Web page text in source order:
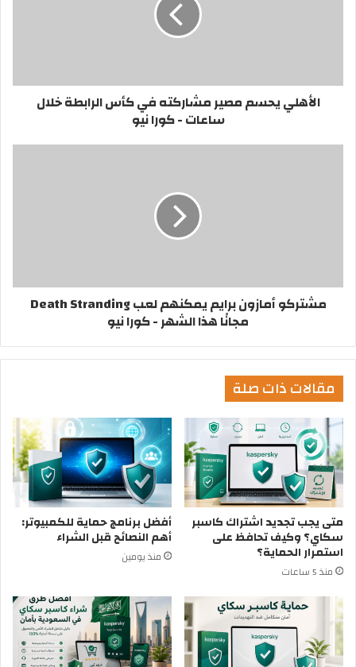
الأهلي يحسم مصير مشاركته في كأس الرابطة خلال
ساعات - كورا نيو
مشتركو أمازون برايم يمكنهم لعب Death Stranding
مجانًا هذا الشهر - كورا نيو
مقالات ذات صلة
متى يجب تجديد اشتراك كاسبر
سكاي؟ وكيف تحافظ على
استمرار الحماية؟
منذ 5 ساعات
أفضل برنامج حماية للكمبيوتر:
أهم النصائح قبل الشراء
منذ يومين